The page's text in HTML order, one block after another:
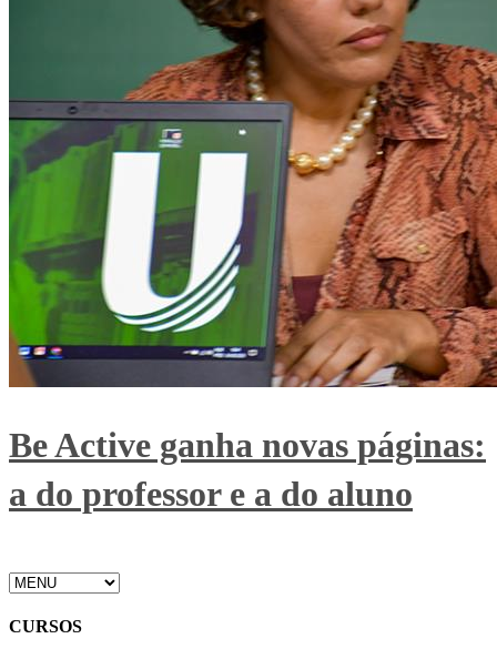
Be Active ganha novas páginas:
a do professor e a do aluno
CURSOS